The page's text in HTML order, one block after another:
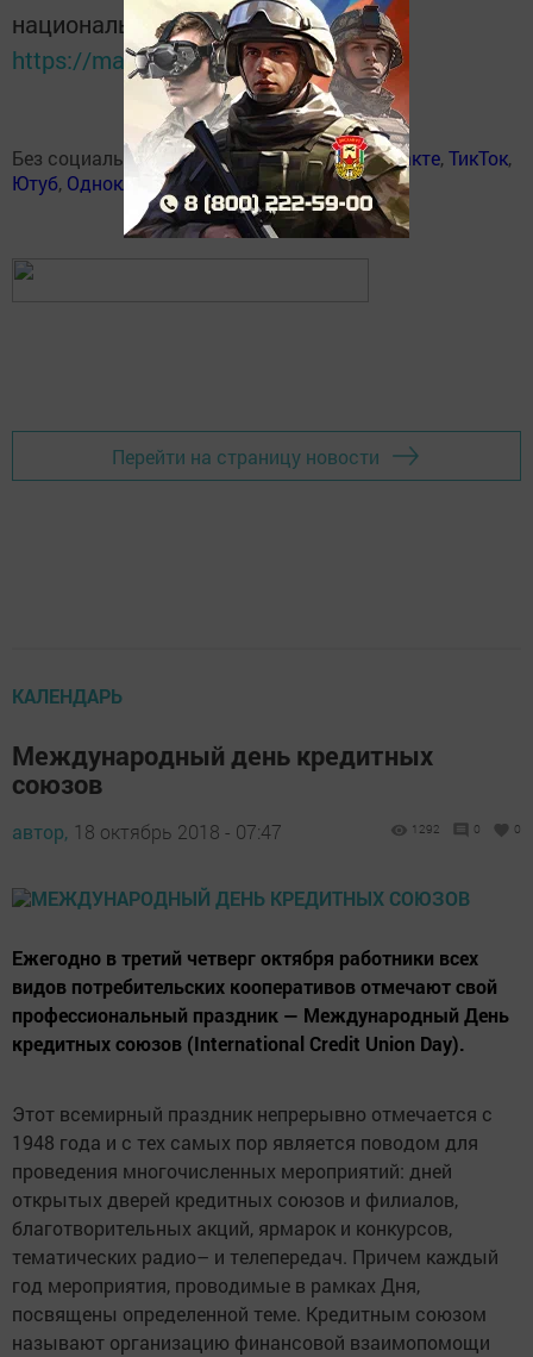
национальном мессенджере MАХ:
https://max.ru/tatmedia
Без социаль челтәрләрдә:Телеграм,ВКонтакте,ТикТок,
Ютуб, Одноклассники Твиттер, Яндекс.Дзен
Перейти на страницу новости
КАЛЕНДАРЬ
Международный день кредитных
союзов
автор, 18 октябрь 2018 - 07:47 1292 0 0
Ежегодно в третий четверг октября работники всех
видов потребительских кооперативов отмечают свой
профессиональный праздник — Международный День
кредитных союзов (International Credit Union Day).
Этот всемирный праздник непрерывно отмечается с
1948 года и с тех самых пор является поводом для
проведения многочисленных мероприятий: дней
открытых дверей кредитных союзов и филиалов,
благотворительных акций, ярмарок и конкурсов,
тематических радио– и телепередач. Причем каждый
год мероприятия, проводимые в рамках Дня,
посвящены определенной теме. Кредитным союзом
называют организацию финансовой взаимопомощи